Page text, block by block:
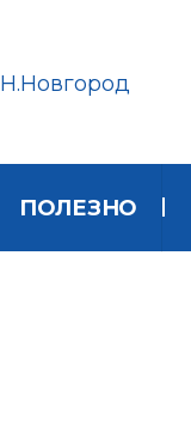
Н.Новгород
ПОЛЕЗНО